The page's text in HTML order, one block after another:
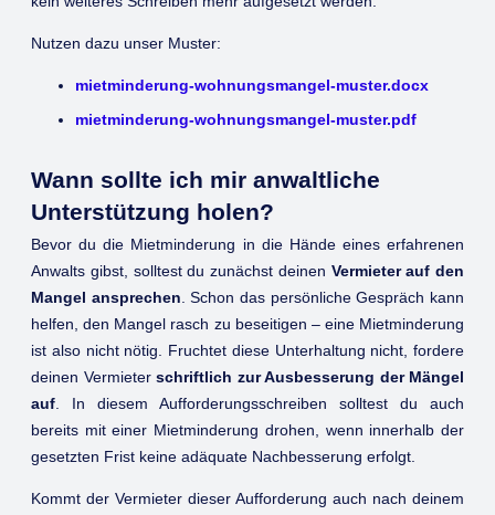
Nutzen dazu unser Muster:
mietminderung-wohnungsmangel-muster.docx
mietminderung-wohnungsmangel-muster.pdf
Wann sollte ich mir anwaltliche
Unterstützung holen?
Bevor du die Mietminderung in die Hände eines erfahrenen
Anwalts gibst, solltest du zunächst deinen Vermieter auf den
Mangel ansprechen. Schon das persönliche Gespräch kann
helfen, den Mangel rasch zu beseitigen – eine Mietminderung
ist also nicht nötig. Fruchtet diese Unterhaltung nicht, fordere
deinen Vermieter schriftlich zur Ausbesserung der Mängel
auf. In diesem Aufforderungsschreiben solltest du auch
bereits mit einer Mietminderung drohen, wenn innerhalb der
gesetzten Frist keine adäquate Nachbesserung erfolgt.
Kommt der Vermieter dieser Aufforderung auch nach deinem